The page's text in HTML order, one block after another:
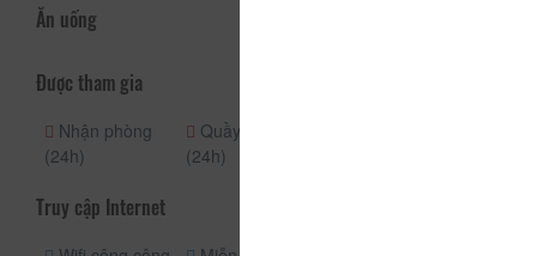
Ăn uống
Được tham gia
Nhận phòng
(24h)
Quầy lễ tân
(24h)
Truy cập Internet